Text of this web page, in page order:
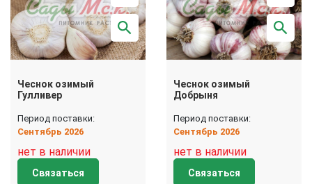
Чеснок озимый
Гулливер
Период поставки:
Сентябрь 2026
нет в наличии
Связаться
Чеснок озимый
Добрыня
Период поставки:
Сентябрь 2026
нет в наличии
Связаться